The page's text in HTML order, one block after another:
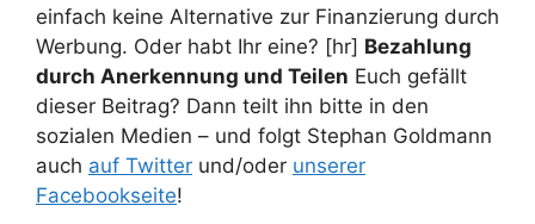
einfach keine Alternative zur Finanzierung durch
Werbung. Oder habt Ihr eine? [hr] Bezahlung
durch Anerkennung und Teilen Euch gefällt
dieser Beitrag? Dann teilt ihn bitte in den
sozialen Medien – und folgt Stephan Goldmann
auch auf Twitter und/oder unserer
Facebookseite!